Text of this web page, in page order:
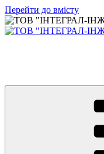
Перейти до вмісту